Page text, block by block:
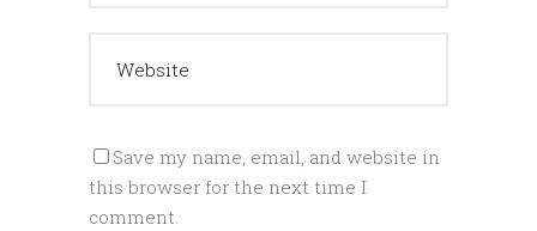
Save my name, email, and website in
this browser for the next time I
comment.